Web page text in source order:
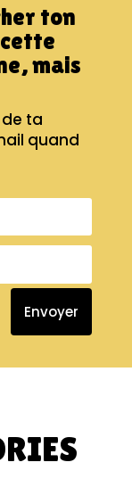
ton
mais
ta
quand
Envoyer